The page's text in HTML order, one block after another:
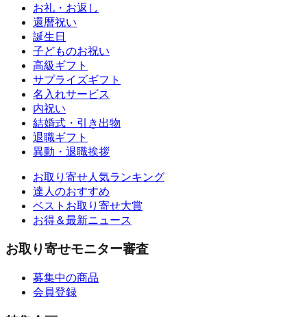
お礼・お返し
還暦祝い
誕生日
子どものお祝い
高級ギフト
サプライズギフト
名入れサービス
内祝い
結婚式・引き出物
退職ギフト
異動・退職挨拶
お取り寄せ人気ランキング
達人のおすすめ
ベストお取り寄せ大賞
お得＆最新ニュース
お取り寄せモニター審査
募集中の商品
会員登録